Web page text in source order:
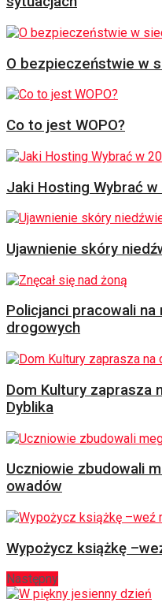
O bezpieczeństwie w
Co to jest WOPO?
Jaki Hosting Wybrać w
Ujawnienie skóry
Policjanci pracowali
drogowych
Dom Kultury zaprasza
Dyblika
Uczniowie zbudowali
owadów
Wypożycz książkę
Następny